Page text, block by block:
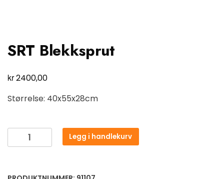
SRT Blekksprut
kr2400,00
Størrelse: 40x55x28cm
Legg i handlekurv